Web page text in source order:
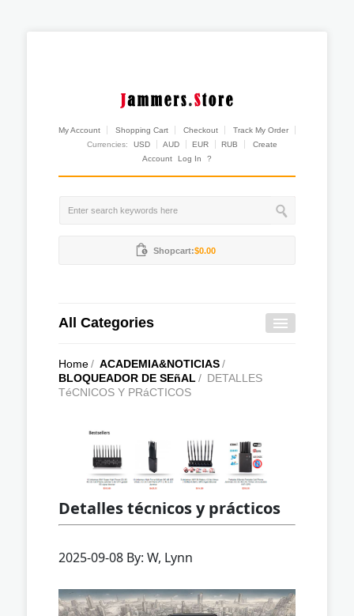
My Account Shopping Cart Checkout
Track My Order
Currencies:
USD AUD EUR RUB
Create
Account
Log In ?
Shopcart:$0.00
All Categories
Home/ ACADEMIA&NOTICIAS/
BLOQUEADOR DE SEñAL / DETALLES
TéCNICOS Y PRáCTICOS
Detalles técnicos y prácticos
2025-09-08 By: W, Lynn